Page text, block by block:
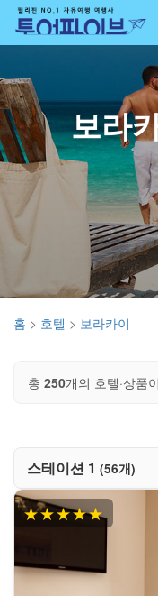
보라
홈 > 호텔 > 보라카이
총 250개의 호텔·상품
스테이션 1 (56개)
★★★★★